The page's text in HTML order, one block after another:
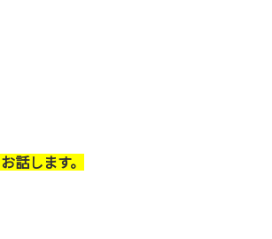
話します。